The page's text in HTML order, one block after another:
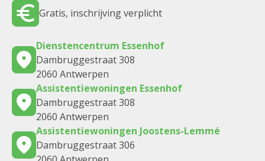
Gratis, inschrijving verplicht
Dienstencentrum Essenhof
Dambruggestraat 308
2060 Antwerpen
Assistentiewoningen Essenhof
Dambruggestraat 308
2060 Antwerpen
Assistentiewoningen Joostens-Lemmé
Dambruggestraat 306